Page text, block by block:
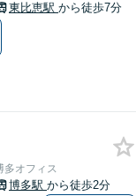
東比恵駅 から徒歩7分
多オフィス
博多駅 から徒歩2分